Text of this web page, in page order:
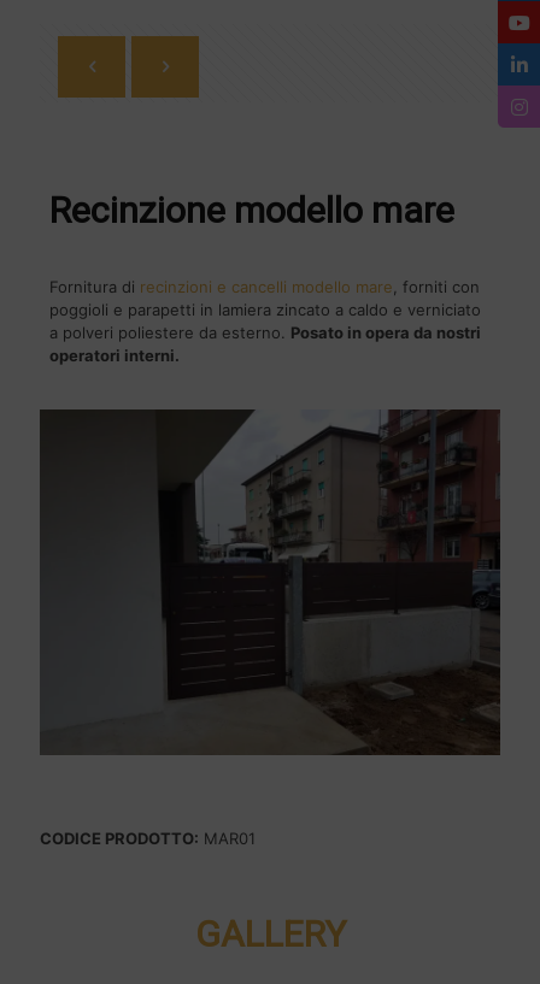
Recinzione modello mare
Fornitura di recinzioni e cancelli modello mare , forniti con
poggioli e parapetti in lamiera zincato a caldo e verniciato
a polveri poliestere da esterno. Posato in opera da nostri
operatori interni.
CODICE PRODOTTO: MAR01
GALLERY